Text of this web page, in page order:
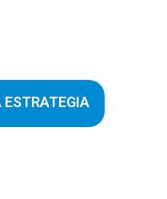
ESTRATEGIA